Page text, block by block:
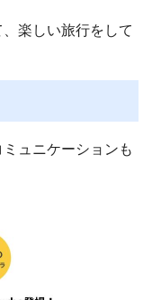
楽しい旅行をして
ュニケーションも